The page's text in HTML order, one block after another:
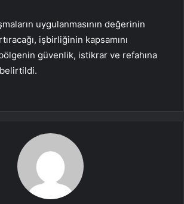
uygulanmasının değerinin
işbirliğinin kapsamını
güvenlik, istikrar ve refahına
belirtildi.